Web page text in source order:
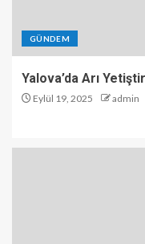
GÜNDEM
Yalova’da Arı
Eylül 19, 2025 admin